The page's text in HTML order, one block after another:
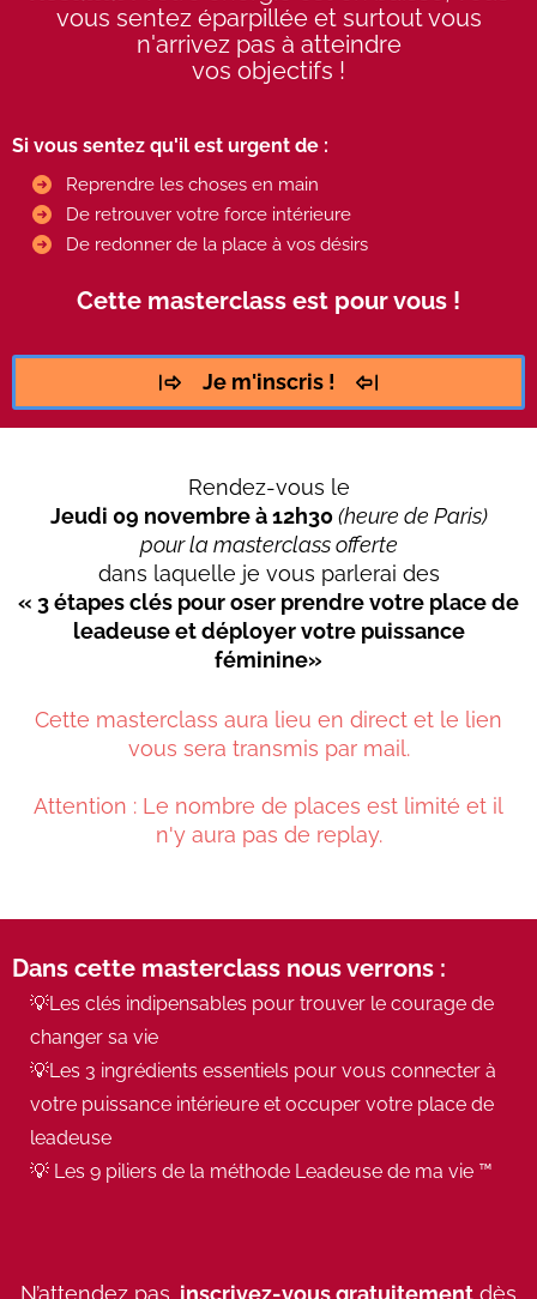
vous sentez éparpillée et surtout vous
n'arrivez pas à atteindre
vos objectifs !
Si vous sentez qu'il est urgent de :
Reprendre les choses en main
De retrouver votre force intérieure
De redonner de la place à vos désirs
Cette masterclass est pour vous !
Je m'inscris !
Rendez-vous le
Jeudi 09 novembre à 12h30(heure de Paris)
pour la masterclass offerte
dans laquelle je vous parlerai des
« 3 étapes clés pour oser prendre votre place de
leadeuse et déployer votre puissance
féminine»
Cette masterclass aura lieu en direct et le lien
vous sera transmis par mail.
Attention : Le nombre de places est limité et il
n'y aura pas de replay.
Dans cette masterclass nous verrons :
💡Les clés indipensables pour trouver le courage de
changer sa vie
💡Les 3 ingrédients essentiels pour vous connecter à
votre puissance intérieure et occuper votre place de
leadeuse
💡 Les 9 piliers de la méthode Leadeuse de ma vie ™
N’attendez pas, inscrivez-vous gratuitement dès